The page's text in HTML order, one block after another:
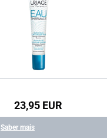
Saber mais
23,95 EUR